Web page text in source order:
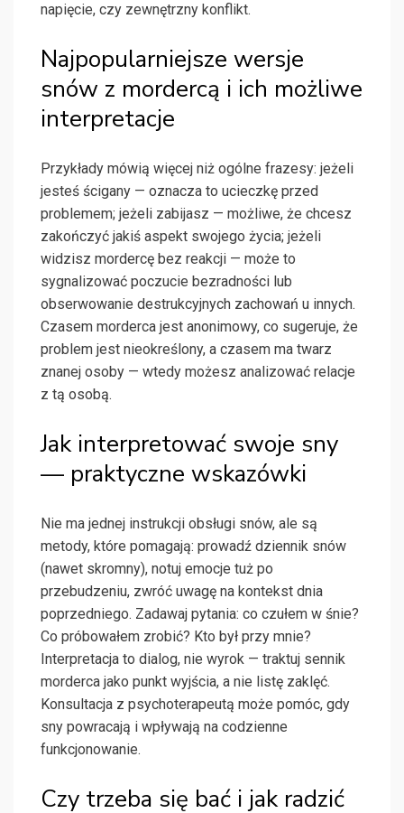
napięcie, czy zewnętrzny konflikt.
Najpopularniejsze wersje
snów z mordercą i ich możliwe
interpretacje
Przykłady mówią więcej niż ogólne frazesy: jeżeli
jesteś ścigany — oznacza to ucieczkę przed
problemem; jeżeli zabijasz — możliwe, że chcesz
zakończyć jakiś aspekt swojego życia; jeżeli
widzisz mordercę bez reakcji — może to
sygnalizować poczucie bezradności lub
obserwowanie destrukcyjnych zachowań u innych.
Czasem morderca jest anonimowy, co sugeruje, że
problem jest nieokreślony, a czasem ma twarz
znanej osoby — wtedy możesz analizować relacje
z tą osobą.
Jak interpretować swoje sny
— praktyczne wskazówki
Nie ma jednej instrukcji obsługi snów, ale są
metody, które pomagają: prowadź dziennik snów
(nawet skromny), notuj emocje tuż po
przebudzeniu, zwróć uwagę na kontekst dnia
poprzedniego. Zadawaj pytania: co czułem w śnie?
Co próbowałem zrobić? Kto był przy mnie?
Interpretacja to dialog, nie wyrok — traktuj sennik
morderca jako punkt wyjścia, a nie listę zaklęć.
Konsultacja z psychoterapeutą może pomóc, gdy
sny powracają i wpływają na codzienne
funkcjonowanie.
Czy trzeba się bać i jak radzić